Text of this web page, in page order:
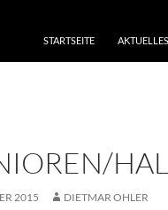
STARTSEITE AKTUELLES
2015 DIETMAR OHLER